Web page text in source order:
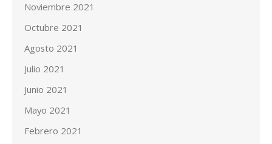
Noviembre 2021
Octubre 2021
Agosto 2021
Julio 2021
Junio 2021
Mayo 2021
Febrero 2021